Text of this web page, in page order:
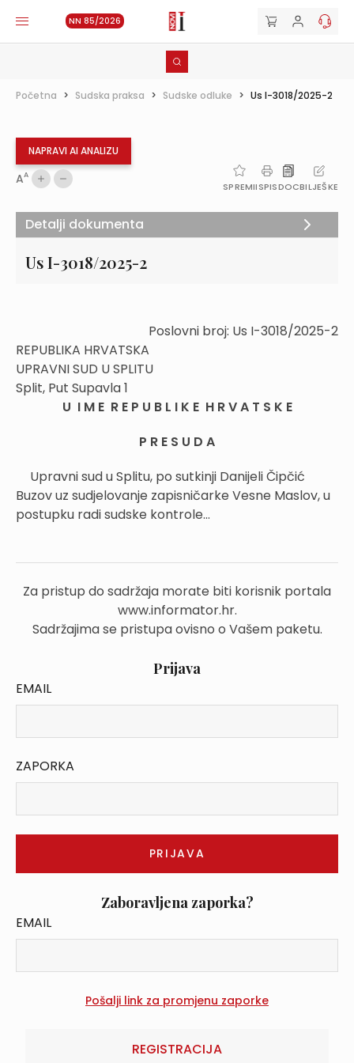
NN 85/2026
Početna > Sudska praksa > Sudske odluke > Us I-3018/2025-2
NAPRAVI AI ANALIZU
AA
SPREMIISPISDOCBILJEŠKE
Us I-3018/2025-2
Poslovni broj: Us I-3018/2025-2
REPUBLIKA HRVATSKA
UPRAVNI SUD U SPLITU
Split, Put Supavla 1
U I M E R E P U B L I K E H R V A T S K E
P R E S U D A
Upravni sud u Splitu, po sutkinji Danijeli Čipčić
Buzov uz sudjelovanje zapisničarke Vesne Maslov, u
postupku radi sudske kontrole...
Za pristup do sadržaja morate biti korisnik portala
www.informator.hr.
Sadržajima se pristupa ovisno o Vašem paketu.
Prijava
EMAIL
ZAPORKA
Zaboravljena zaporka?
EMAIL
REGISTRACIJA
Detalji dokumenta